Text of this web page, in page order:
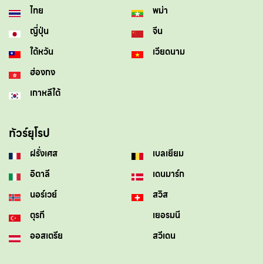
ไทย
ญี่ปุ่น
ใต้หวัน
ฮ่องกง
เกาหลีใต้
พม่า
จีน
เวียดนาม
ทัวร์ยุโรป
ฝรั่งเศส
อิตาลี
นอร์เวย์
ตุรกี
ออสเตรีย
เบลเยียม
เดนมาร์ก
สวิส
เยอรมนี
สวีเดน